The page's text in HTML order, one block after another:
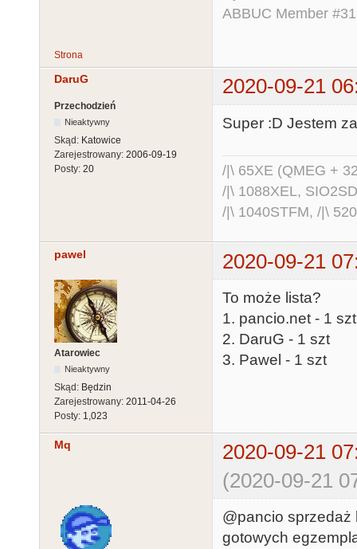
ABBUC Member
Strona
DaruG 2020-09-21
Przechodzień
Nieaktywny
Skąd: Katowice
Zarejestrowany: 2006-09-19
Posty: 20
Super :D Jestem
/|\ 65XE (QMEG +
/|\ 1088XEL,
/|\ 1040STFM, /|\
pawel 2020-09-21
Atarowiec
Nieaktywny
Skąd: Będzin
Zarejestrowany: 2011-04-26
Posty: 1,023
To może lista?
1. pancio.net - 1
2. DaruG - 1 szt
3. Pawel - 1 szt
Mq
2020-09-21
(2020-09-21
@pancio sprzedaż
gotowych